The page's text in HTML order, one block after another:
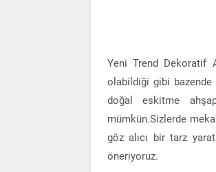
Yeni Trend Dekoratif
olabildiği gibi bazende
doğal eskitme
mümkün.Sizlerde
göz alıcı bir tarz
öneriyoruz.